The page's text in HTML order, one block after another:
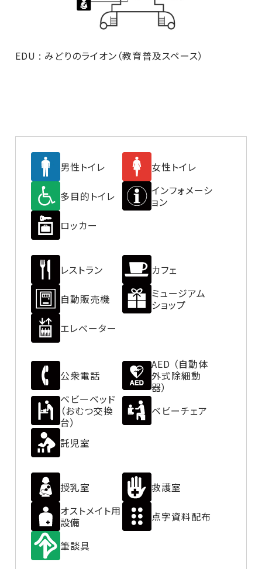
EDU : みどりのライオン（教育普及スペース）
男性トイレ 女性トイレ
多目的トイレ
インフォメーシ
ョン
ロッカー
レストラン カフェ
自動販売機
ミュージアム
ショップ
エレベーター
公衆電話
AED （自動体
外式除細動
器）
ベビーベッド
（おむつ交換
台）
ベビーチェア
託児室
授乳室
救護室
オストメイト用
設備
点字資料配布
筆談具